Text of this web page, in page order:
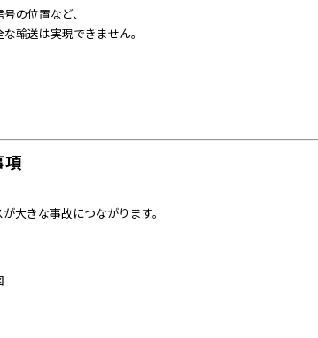
の位置など、
輸送は実現できません。
項
大きな事故につながります。